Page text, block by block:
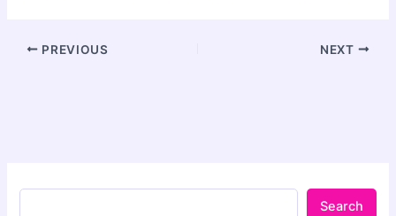
PREVIOUS NEXT
Search